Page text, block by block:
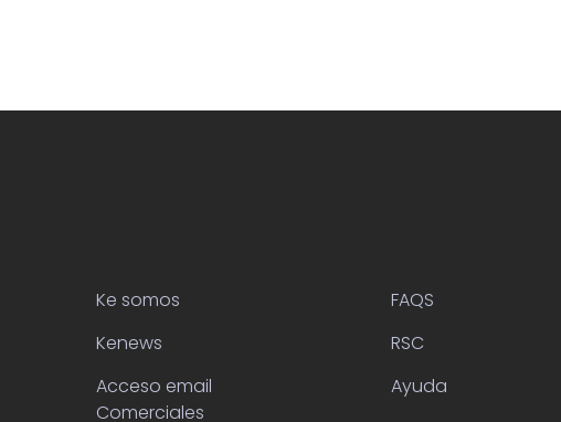
Ke somos
Kenews
Acceso email
Comerciales
FAQS
RSC
Ayuda